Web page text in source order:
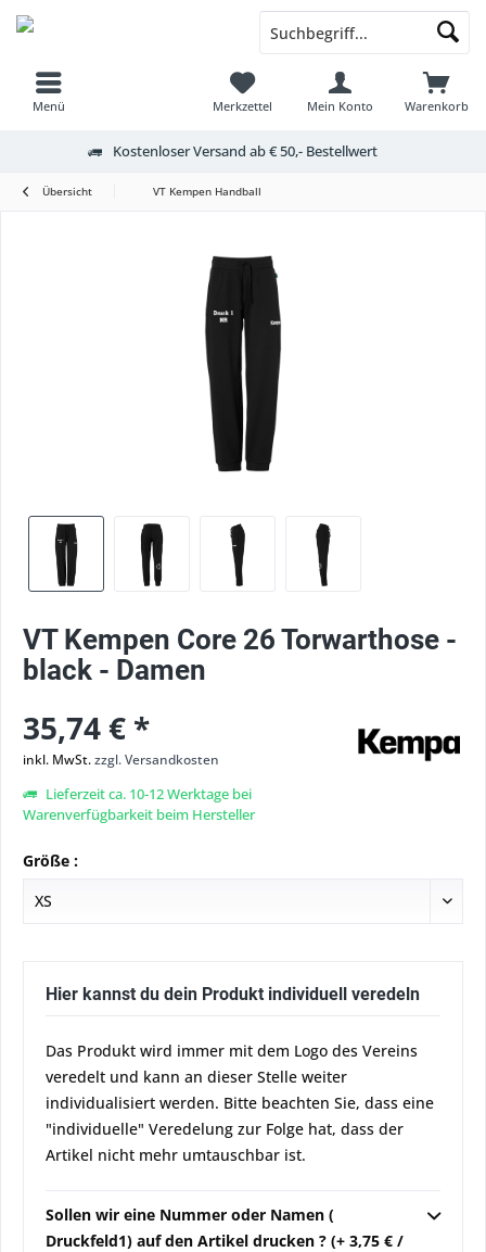
Menü Warenkorb
Merkzettel Mein Konto
Kostenloser Versand ab € 50,- Bestellwert
Übersicht VT Kempen Handball
VT Kempen Core 26 Torwarthose -
black - Damen
35,74 € *
inkl. MwSt.zzgl. Versandkosten
Lieferzeit ca. 10-12 Werktage bei
Warenverfügbarkeit beim Hersteller
Größe :
Hier kannst du dein Produkt individuell veredeln
Das Produkt wird immer mit dem Logo des Vereins
veredelt und kann an dieser Stelle weiter
individualisiert werden. Bitte beachten Sie, dass eine
"individuelle" Veredelung zur Folge hat, dass der
Artikel nicht mehr umtauschbar ist.
Sollen wir eine Nummer oder Namen (
Druckfeld1) auf den Artikel drucken ? (+ 3,75 € /